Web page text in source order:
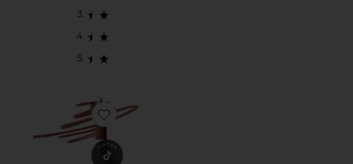
Favorite DELINEADOR DE LABIOS SOFTLINE LIP